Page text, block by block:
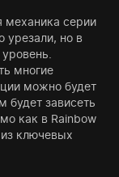
механика серии
урезали, но в
многие
можно будет
будет зависеть
как в Rainbow
ключевых